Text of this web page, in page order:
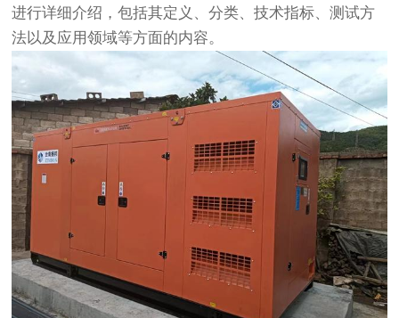
进行详细介绍，包括其定义、分类、技术指标、测试方
法以及应用领域等方面的内容。